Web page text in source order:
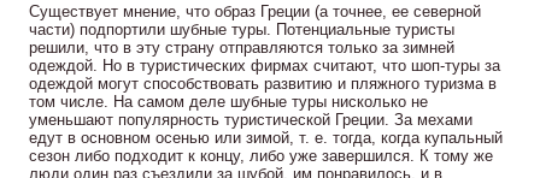
Существует мнение, что образ Греции (а точнее, ее северной
части) подпортили шубные туры. Потенциальные туристы
решили, что в эту страну отправляются только за зимней
одеждой. Но в туристических фирмах считают, что шоп-туры за
одеждой могут способствовать развитию и пляжного туризма в
том числе. На самом деле шубные туры нисколько не
уменьшают популярность туристической Греции. За мехами
едут в основном осенью или зимой, т. е. тогда, когда купальный
сезон либо подходит к концу, либо уже завершился. К тому же
люди один раз съездили за шубой, им понравилось, и в